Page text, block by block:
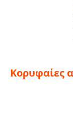
Κορυφαίες